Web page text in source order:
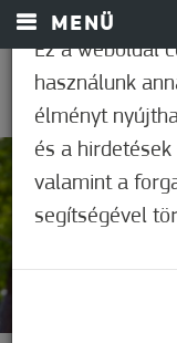
MENÜ
Nem értékelt
Ez a weboldal
használunk
élményt
és a
valamint a
segítségével